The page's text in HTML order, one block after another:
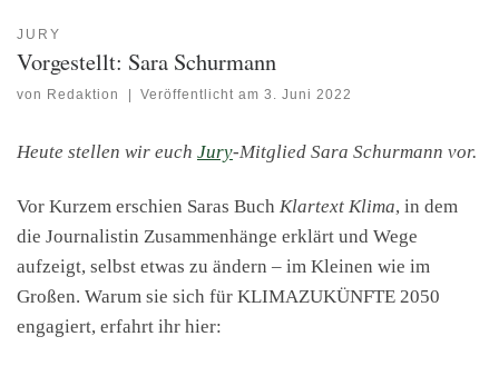
JURY
Vorgestellt: Sara Schurmann
von Redaktion | Veröffentlicht am3. Juni 2022
Heute stellen wir euch Jury-Mitglied Sara Schurmann vor.
Vor Kurzem erschien Saras Buch Klartext Klima, in dem
die Journalistin Zusammenhänge erklärt und Wege
aufzeigt, selbst etwas zu ändern – im Kleinen wie im
Großen. Warum sie sich für KLIMAZUKÜNFTE 2050
engagiert, erfahrt ihr hier: